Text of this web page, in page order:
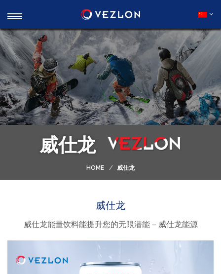
威仕龙
HOME 威仕龙
威仕龙
威仕龙能量饮料能提升您的无限潜能 – 威仕龙能源